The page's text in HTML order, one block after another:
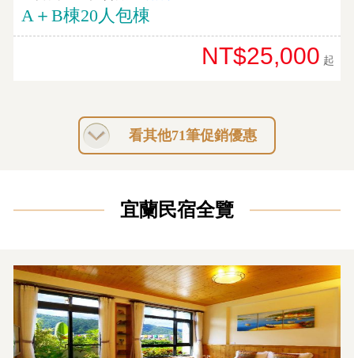
A＋B棟20人包棟
NT$25,000 起
看其他71筆促銷優惠
宜蘭民宿全覽